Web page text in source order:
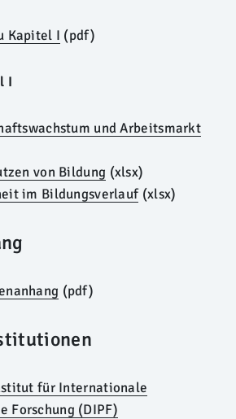
Kapitel I (pdf)
I
und Arbeitsmarkt
von Bildung (xlsx)
im Bildungsverlauf(xlsx)
(pdf)
für Internationale
Forschung (DIPF)